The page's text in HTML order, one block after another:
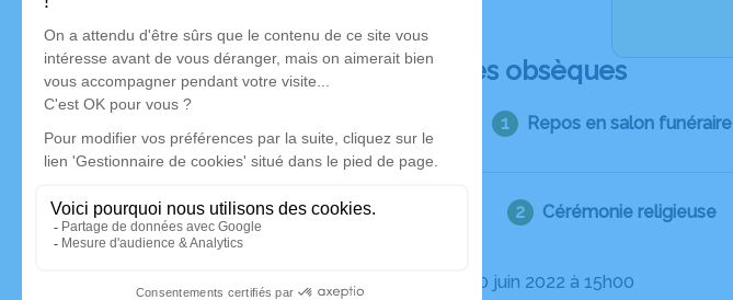
Déroulé des obsèques
Repos en salon funéraire
Cérémonie religieuse
Le lundi 20 juin 2022 à 15h00